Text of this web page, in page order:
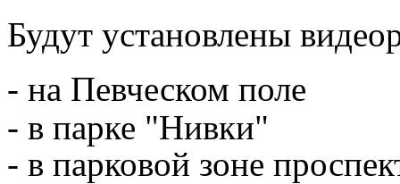
Будут установлены
- на Певческом поле
- в парке "Нивки"
- в парковой зоне